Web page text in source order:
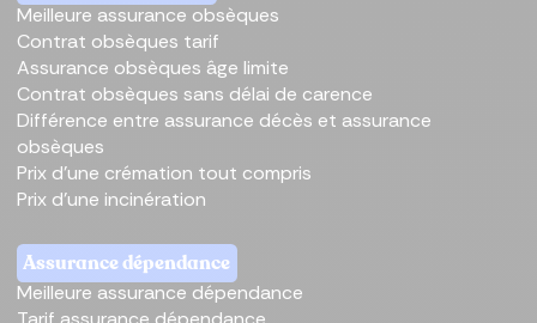
Meilleure assurance obsèques
Contrat obsèques tarif
Assurance obsèques âge limite
Contrat obsèques sans délai de carence
Différence entre assurance décès et assurance
obsèques
Prix d'une crémation tout compris
Prix d'une incinération
Assurance dépendance
Meilleure assurance dépendance